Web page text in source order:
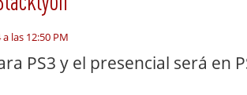
las 12:50 PM
PS3 y el presencial será en